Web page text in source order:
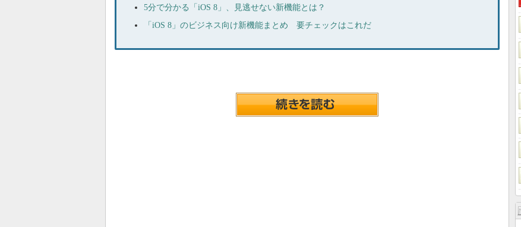
5分で分かる「iOS 8」、見逃せない新機能とは？
「iOS 8」のビジネス向け新機能まとめ 要チェックはこれだ